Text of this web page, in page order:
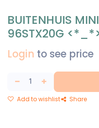
BUITENHUIS
96STX20G
Login to see price
Add to wishlist Share